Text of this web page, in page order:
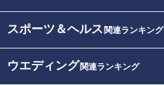
スポーツ＆ヘルス 関連ランキング
ウエディング関連ランキング